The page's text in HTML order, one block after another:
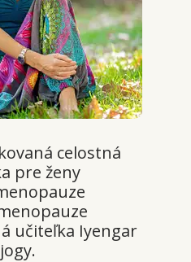
celostná
pre ženy
učiteľka Iyengar
jogy.